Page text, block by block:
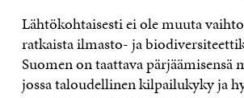
Lähtökohtaisesti ei ole muuta
ratkaista ilmasto- ja
Suomen on taattava pärjäämisensä
jossa taloudellinen kilpailukyky ja